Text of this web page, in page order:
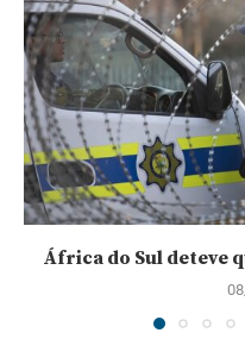
África do Sul deteve